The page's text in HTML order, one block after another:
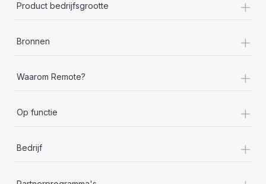
Product bedrijfsgrootte +
Bronnen +
Waarom Remote? +
Op functie +
Bedrijf +